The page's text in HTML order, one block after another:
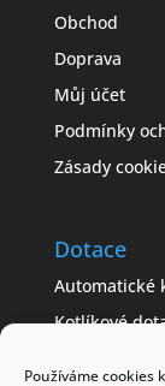
Používáme cookies
Obchod
Doprava
Můj účet
Podmínky
Zásady
Dotace
Automatické
Kotlíkové